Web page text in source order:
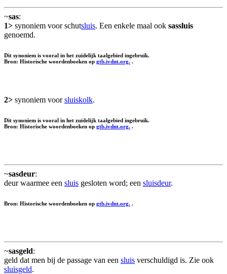
~sas:
1> synoniem voor schutsluis. Een enkele maal ook sassluis
genoemd.
Dit synoniem is vooral in het zuidelijk taalgebied ingebruik.
Bron: Historische woordenboeken op gtb.ivdnt.org. .
2> synoniem voorsluiskolk.
Dit synoniem is vooral in het zuidelijk taalgebied ingebruik.
Bron: Historische woordenboeken op gtb.ivdnt.org. .
~sasdeur:
deur waarmee een sluis gesloten word; een sluisdeur.
Bron: Historische woordenboeken op gtb.ivdnt.org. .
~sasgeld:
geld dat men bij de passage van een sluis verschuldigd is. Zie ook
sluisgeld.